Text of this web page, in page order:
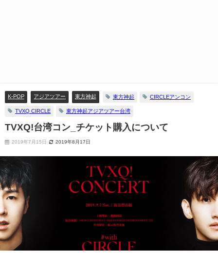
K-POP アジアツアー 東方神起 東方神起 CIRCLEアンコン
TVXQ CIRCLE 東方神起アジアツアー台湾
TVXQ!台湾コン_チケット購入について
2019年7月15日 2019年8月17日